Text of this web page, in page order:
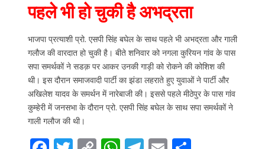
पहले भी हो चुकी है अभद्रता
भाजपा प्रत्याशी प्रो. एसपी सिंह बघेल के साथ पहले भी अभद्रता और गाली
गलौज की वारदात हो चुकी है। बीते शनिवार को नगला कुरियन गांव के पास
सपा समर्थकों ने सडक़ पर आकर उनकी गाड़ी को रोकने की कोशिश की
थी। इस दौरान समाजवादी पार्टी का झंडा लहराते हुए युवाओं ने पार्टी और
अखिलेश यादव के समर्थन में नारेबाजी की। इससे पहले मीठेपुर के पास गांव
कुम्हेरी में जनसभा के दौरान प्रो. एसपी सिंह बघेल के साथ सपा समर्थकों ने
गाली गलौज की थी।